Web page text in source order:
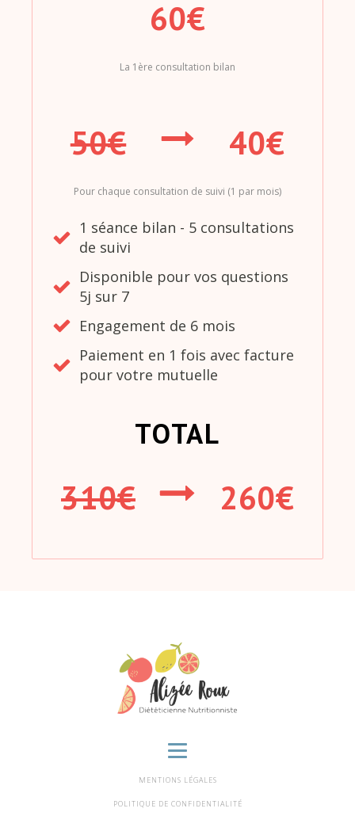
60€
La 1ère consultation bilan
50€ 40€
Pour chaque consultation de suivi (1 par mois)
1 séance bilan - 5 consultations
de suivi
Disponible pour vos questions
5j sur 7
Engagement de 6 mois
Paiement en 1 fois avec facture
pour votre mutuelle
TOTAL
310€ 260€
MENTIONS LÉGALES
POLITIQUE DE CONFIDENTIALITÉ